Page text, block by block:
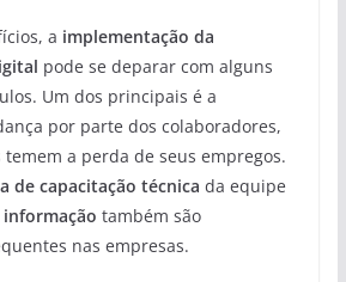
a implementação da
pode se deparar com alguns
Um dos principais é a
por parte dos colaboradores,
a perda de seus empregos.
de capacitação técnica da equipe
também são
nas empresas.